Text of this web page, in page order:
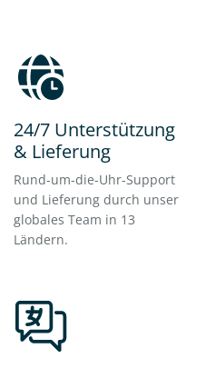
24/7 Unterstützung
& Lieferung
Rund-um-die-Uhr-Support
und Lieferung durch unser
globales Team in 13
Ländern.